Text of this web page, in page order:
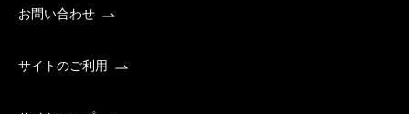
お問い合わせ
サイトのご利用